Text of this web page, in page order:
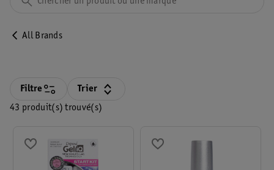
All Brands
43 produit(s) trouvé(s)
Filtre Trier